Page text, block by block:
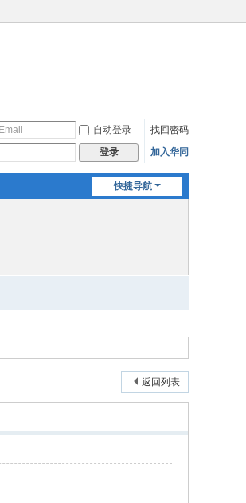
自动登录
找回密码
登录 加入华同
快捷导航
返回列表